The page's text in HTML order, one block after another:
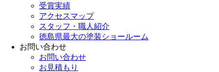
受賞実績
アクセスマップ
スタッフ・職人紹介
徳島県最大の塗装ショールーム
お問い合わせ
お問い合わせ
お見積もり